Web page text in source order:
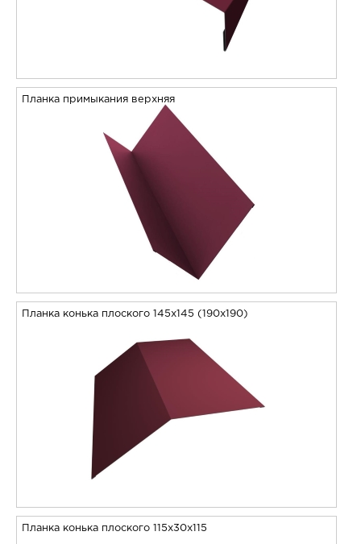
Планка примыкания верхняя
Планка конька плоского 145х145 (190х190)
Планка конька плоского 115х30х115